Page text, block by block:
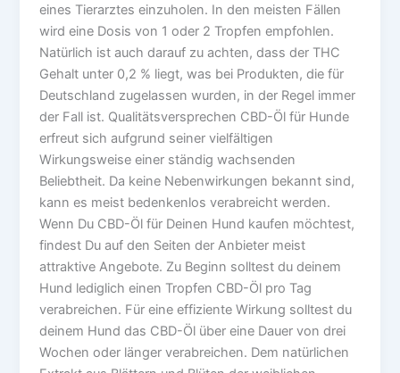
eines Tierarztes einzuholen. In den meisten Fällen
wird eine Dosis von 1 oder 2 Tropfen empfohlen.
Natürlich ist auch darauf zu achten, dass der THC
Gehalt unter 0,2 % liegt, was bei Produkten, die für
Deutschland zugelassen wurden, in der Regel immer
der Fall ist. Qualitätsversprechen CBD-Öl für Hunde
erfreut sich aufgrund seiner vielfältigen
Wirkungsweise einer ständig wachsenden
Beliebtheit. Da keine Nebenwirkungen bekannt sind,
kann es meist bedenkenlos verabreicht werden.
Wenn Du CBD-Öl für Deinen Hund kaufen möchtest,
findest Du auf den Seiten der Anbieter meist
attraktive Angebote. Zu Beginn solltest du deinem
Hund lediglich einen Tropfen CBD-Öl pro Tag
verabreichen. Für eine effiziente Wirkung solltest du
deinem Hund das CBD-Öl über eine Dauer von drei
Wochen oder länger verabreichen. Dem natürlichen